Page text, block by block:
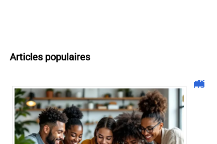
Articles populaires
Malgrim com : tout ce que vous devez savoir sur la plateforme !